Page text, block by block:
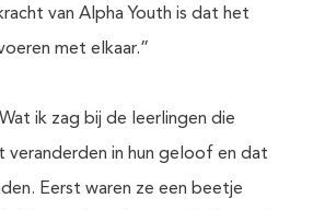
van Alpha Youth is dat het
met elkaar.”
ik zag bij de leerlingen die
veranderden in hun geloof en dat
Eerst waren ze een beetje